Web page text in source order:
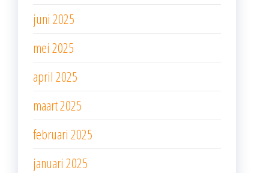
juni 2025
mei 2025
april 2025
maart 2025
februari 2025
januari 2025